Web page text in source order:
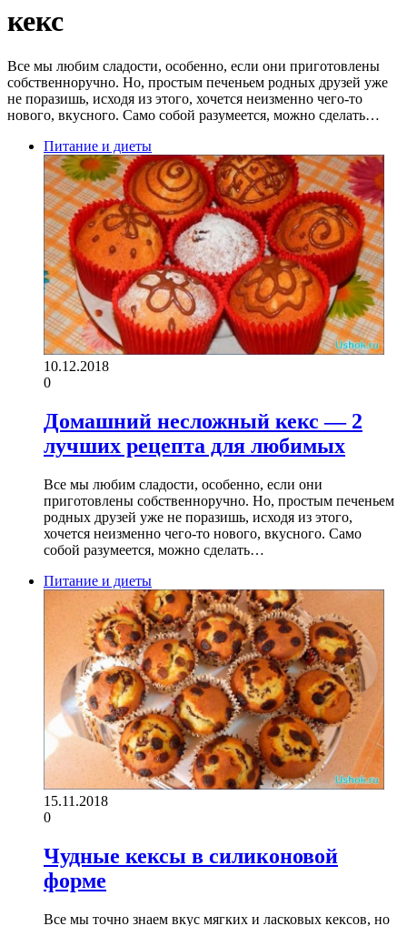
кекс
Все мы любим сладости, особенно, если они приготовлены
собственноручно. Но, простым печеньем родных друзей уже
не поразишь, исходя из этого, хочется неизменно чего-то
нового, вкусного. Само собой разумеется, можно сделать…
Питание и диеты
10.12.2018
0
Домашний несложный кекс — 2
лучших рецепта для любимых
Все мы любим сладости, особенно, если они
приготовлены собственноручно. Но, простым печеньем
родных друзей уже не поразишь, исходя из этого,
хочется неизменно чего-то нового, вкусного. Само
собой разумеется, можно сделать…
Питание и диеты
15.11.2018
0
Чудные кексы в силиконовой
форме
Все мы точно знаем вкус мягких и ласковых кексов, но